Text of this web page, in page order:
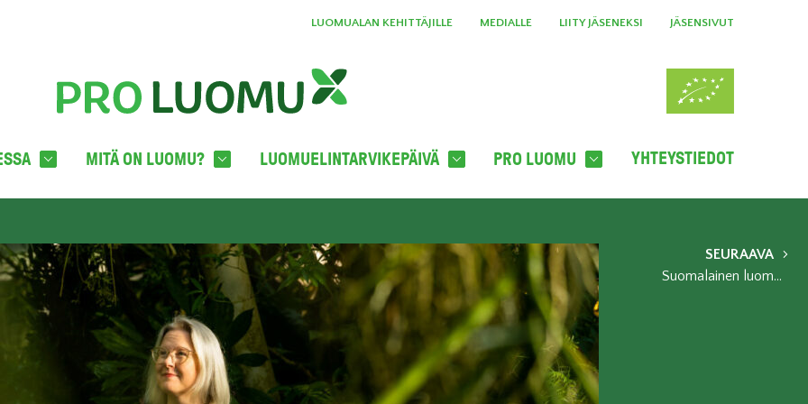
LUOMUALAN KEHITTÄJILLE MEDIALLE LIITY JÄSENEKSI JÄSENSIVUT
MITÄ ON LUOMU? LUOMUELINTARVIKEPÄIVÄ PRO LUOMU YHTEYSTIEDOT
SEURAAVA
Suomalainen luomuporkkana on ammattitaitoisen viljelyn tulos